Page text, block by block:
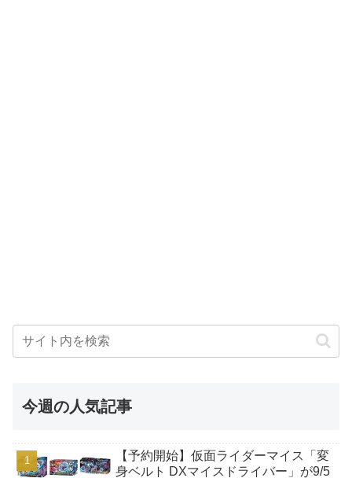
今週の人気記事
【予約開始】仮面ライダーマイス「変
身ベルト DXマイスドライバー」が9/5